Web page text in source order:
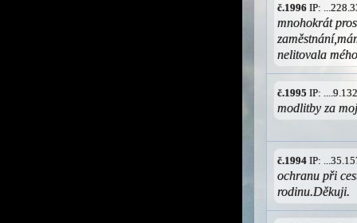
č.1996 IP:
mnohokrát
nelitovala
č.1995 IP:
modlitby za
č.1994 IP:
ochranu při
rodinu.Děkuji.